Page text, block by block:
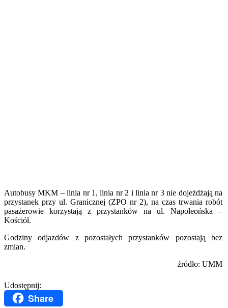
Autobusy MKM – linia nr 1, linia nr 2 i linia nr 3 nie dojeżdżają na
przystanek przy ul. Granicznej (ZPO nr 2), na czas trwania robót
pasażerowie korzystają z przystanków na ul. Napoleońska –
Kościół.
Godziny odjazdów z pozostałych przystanków pozostają bez
zmian.
źródło: UMM
Udostępnij:
Share